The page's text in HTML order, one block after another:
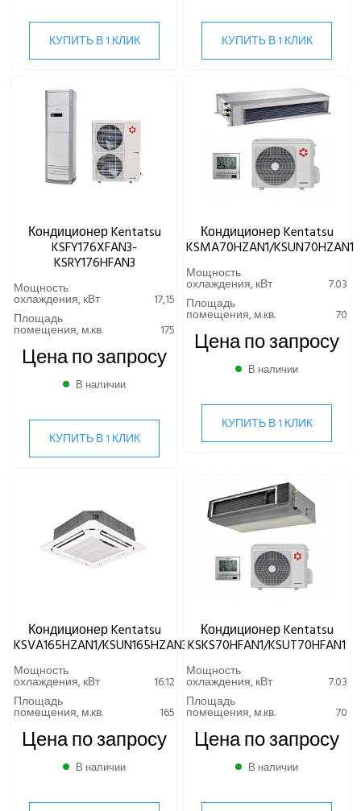
КУПИТЬ В 1 КЛИК КУПИТЬ В 1 КЛИК
Кондиционер Kentatsu
KSFY176XFAN3-
KSRY176HFAN3
Мощность
охлаждения, кВт
17,15
Площадь
помещения, м.кв. 175
Цена по запросу
В наличии
КУПИТЬ В 1 КЛИК
Кондиционер Kentatsu
KSMA70HZAN1/KSUN70HZAN1
Мощность
охлаждения, кВт
7.03
Площадь
помещения, м.кв. 70
Цена по запросу
В наличии
КУПИТЬ В 1 КЛИК
Кондиционер Kentatsu
KSVA165HZAN1/KSUN165HZAN3
Мощность
охлаждения, кВт
16.12
Площадь
помещения, м.кв. 165
Цена по запросу
В наличии
Кондиционер Kentatsu
KSKS70HFAN1/KSUT70HFAN1
Мощность
охлаждения, кВт
7.03
Площадь
помещения, м.кв. 70
Цена по запросу
В наличии